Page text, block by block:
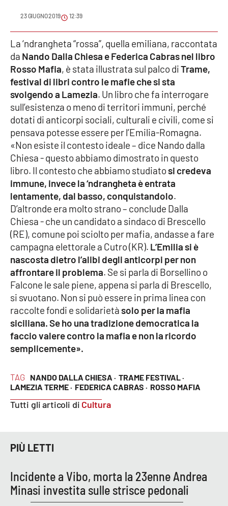
Meteo
Editoriali
VIDEO
Ambiente
Cronaca
Cultura
Economia e Lavoro
Politica
Sanità
Società
Sport
RUBRICHE
Parchi Marini Calabria
Leggendo Alvaro insieme
Venti di comunicazione
23 GIUGNO 2019 12:39
TAG NANDO DALLA CHIESA · TRAME FESTIVAL ·
LAMEZIA TERME · FEDERICA CABRAS · ROSSO MAFIA
Tutti gli articoli di Cultura
La ‘ndrangheta “rossa”, quella emiliana, raccontata
da Nando Dalla Chiesa e Federica Cabras nel libro
Rosso Mafia, è stata illustrata sul palco diTrame,
festival di libri contro le mafie che si sta
svolgendo a Lamezia. Un libro che fa interrogare
sull’esistenza o meno di territori immuni, perché
dotati di anticorpi sociali, culturali e civili, come si
pensava potesse essere per l’Emilia-Romagna.
«Non esiste il contesto ideale – dice Nando dalla
Chiesa - questo abbiamo dimostrato in questo
libro. Il contesto che abbiamo studiatosi credeva
immune, invece la ‘ndrangheta è entrata
lentamente, dal basso, conquistandolo.
D’altronde era molto strano – conclude Dalla
Chiesa - che un candidato a sindaco di Brescello
(RE), comune poi sciolto per mafia, andasse a fare
campagna elettorale a Cutro (KR). L’Emilia si è
nascosta dietro l’alibi degli anticorpi per non
affrontare il problema. Se si parla di Borsellino o
Falcone le sale piene, appena si parla di Brescello,
si svuotano. Non si può essere in prima linea con
raccolte fondi e solidarietàsolo per la mafia
siciliana. Se ho una tradizione democratica la
faccio valere contro la mafia e non la ricordo
semplicemente».
PIÙ LETTI
Incidente a Vibo, morta la 23enne Andrea
Minasi investita sulle strisce pedonali